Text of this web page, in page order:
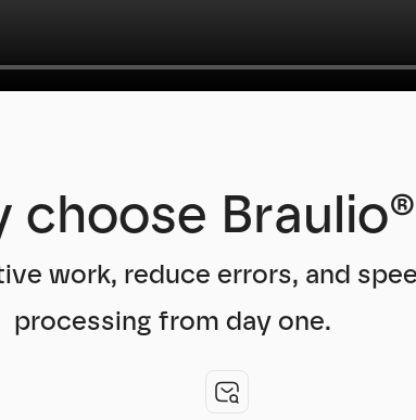
choose
work, reduce errors, and
processing from day one.